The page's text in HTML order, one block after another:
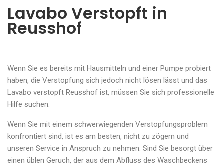
Lavabo Verstopft in
Reusshof
Wenn Sie es bereits mit Hausmitteln und einer Pumpe probiert
haben, die Verstopfung sich jedoch nicht lösen lässt und das
Lavabo verstopft Reusshof ist, müssen Sie sich professionelle
Hilfe suchen.
Wenn Sie mit einem schwerwiegenden Verstopfungsproblem
konfrontiert sind, ist es am besten, nicht zu zögern und
unseren Service in Anspruch zu nehmen. Sind Sie besorgt über
einen üblen Geruch, der aus dem Abfluss des Waschbeckens